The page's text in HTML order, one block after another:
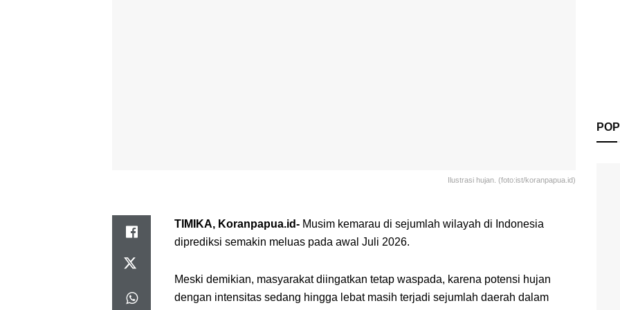
Ilustrasi hujan. (foto:ist/koranpapua.id)
TIMIKA, Koranpapua.id- Musim kemarau di sejumlah wilayah di Indonesia
diprediksi semakin meluas pada awal Juli 2026.
Meski demikian, masyarakat diingatkan tetap waspada, karena potensi hujan
dengan intensitas sedang hingga lebat masih terjadi sejumlah daerah dalam